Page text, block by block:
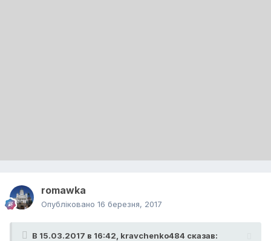
romawka
Опубліковано 16 березня, 2017
В 15.03.2017 в 16:42, kravchenko484 сказав: